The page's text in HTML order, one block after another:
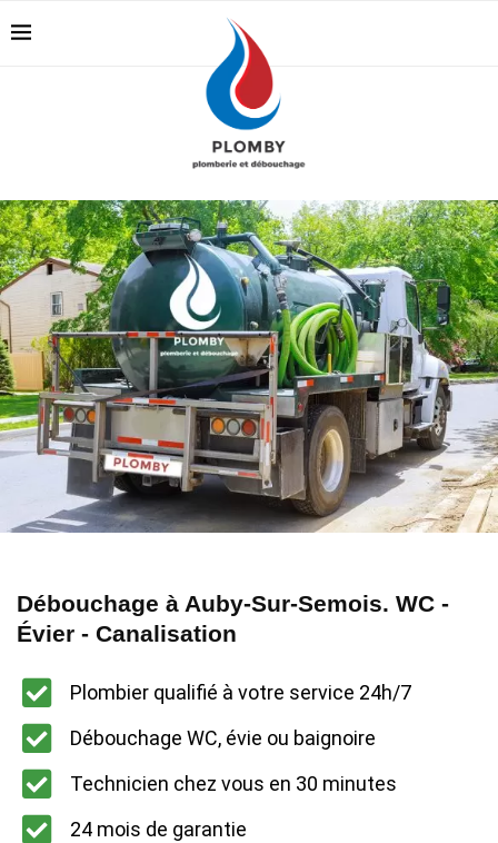
Débouchage à Auby-Sur-Semois. WC -
Évier - Canalisation
Plombier qualifié à votre service 24h/7
Débouchage WC, évie ou baignoire
Technicien chez vous en 30 minutes
24 mois de garantie